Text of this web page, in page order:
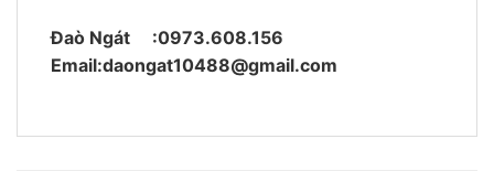
Đaò Ngát :0973.608.156
Email:daongat10488@gmail.com